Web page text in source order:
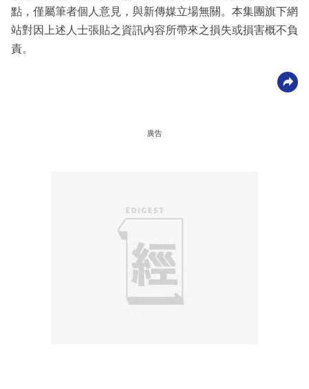
點，僅屬筆者個人意見，與新傳媒立場無關。本集團旗下網
站對因上述人士張貼之資訊內容所帶來之損失或損害概不負
責。
廣告